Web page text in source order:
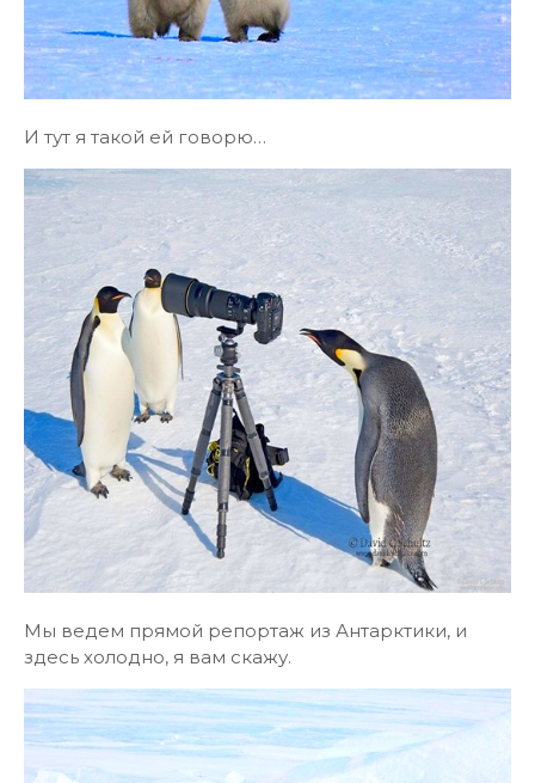
И тут я такой ей говорю…
Мы ведем прямой репортаж из Антарктики, и
здесь холодно, я вам скажу.